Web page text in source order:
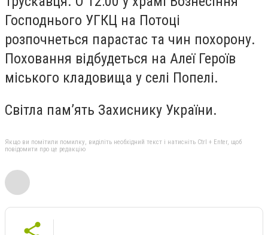
Господнього УГКЦ на Потоці
розпочнеться парастас та чин похорону.
Поховання відбудеться на Алеї Героїв
міського кладовища у селі Попелі.
Світла пам’ять Захиснику України.
Якщо ви помітили помилку, виділіть необхідний текст і натисніть Ctrl + Enter, щоб
повідомити про це редакцію